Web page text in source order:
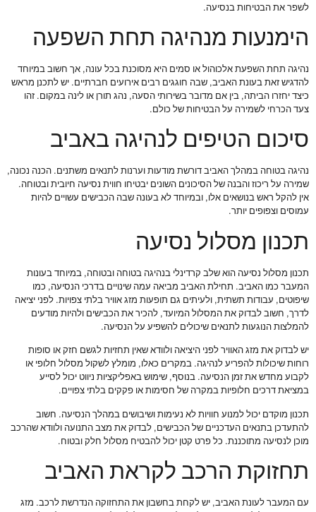
לשפר את הבטיחות בנסיעה.
הימנעות מנהיגה תחת השפעה
נהיגה תחת השפעת אלכוהול או סמים היא מסוכנת בכל עונה, אך חשוב במיוחד
להדגיש זאת בעונת האביב, שבה חוגגים רבים אירועים חברתיים. יש לתכנן מראש
כיצד יחזרו הביתה, בין אם מדובר בשירותי הסעה, נהג תורן או לינה במקום. זהו
צעד הכרחי לשמירה על הבטיחות של כולם.
סיכום הטיפים לנהיגה באביב
נהיגה בטוחה במהלך האביב דורשת מודעות וערנות לתנאים משתנים. הכנה נכונה,
שמירה על ריכוז והבנה של הסיכונים השונים יבטיחו חווית נסיעה חיובית ובטוחה.
אין להקל ראש בנושאים אלו, ובמיוחד לא בעונה שבה הכבישים עשויים להיות
עמוסים וצפופים יותר.
תכנון מסלול נסיעה
תכנון מסלול נסיעה הוא שלב קרדינלי בנהיגה בטוחה ובטוחה, במיוחד בעונות
המעבר כמו האביב. תחילת האביב מביאה עמה שינויים בדרכי הנסיעה, כמו
שיפוטים, עבודות תשתית, ולעיתים גם תופעות מזג אוויר בלתי צפויות. לפני יציאה
לדרך, חשוב לבדוק את המסלול המיועד, להכיר את הכבישים ולהיות מודעים
להמלצות הנוגעות לתנאים שיכולים להשפיע על הנסיעה.
יש לבדוק את מזג האוויר לפני היציאה ולוודא שאין תחזיות לגשם חזק או סופות
רוחות שיכולות להפריע לנהיגה. במקרים כאלו, מומלץ לשקול מסלול חלופי או
לקבוע מחדש את זמן הנסיעה. בנוסף, שימוש באפליקציות ניווט יכול לסייע
במציאת דרכים חלופיות במקרה של חסימות או פקקים בלתי צפויים.
תכנון מוקדם יכול למנוע חוויות לא נעימות ושיבושים במהלך הנסיעה. חשוב
להתעדכן בתנאים העדכניים של הכבישים, לבדוק את מצב התנועה ולוודא שהרכב
מוכן לנסיעה מתוכננת. כל פרט קטן יכול להבטיח מסלול חלק ובטוח.
תחזוקת הרכב לקראת האביב
עם המעבר לעונת האביב, יש לקחת בחשבון את התחזוקה הנדרשת לרכב. מזג